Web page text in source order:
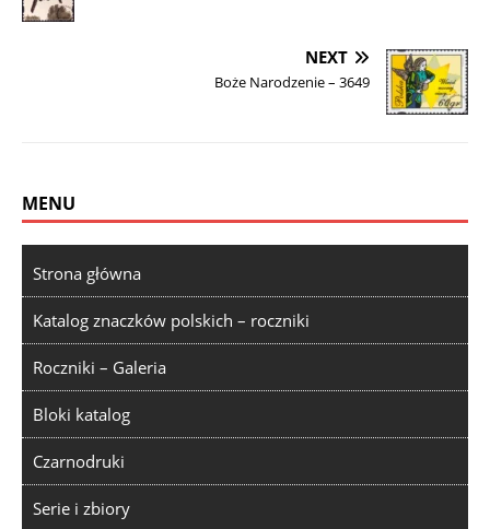
NEXT
Boże Narodzenie – 3649
MENU
Strona główna
Katalog znaczków polskich – roczniki
Roczniki – Galeria
Bloki katalog
Czarnodruki
Serie i zbiory